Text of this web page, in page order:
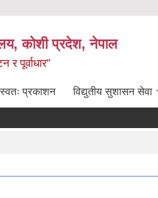
कोशी प्रदेश, नेपाल
पूर्वाधार”
स्वतः प्रकाशन विद्य‍ुतीय सुशासन सेवा